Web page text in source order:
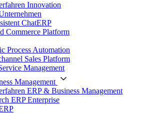
Innovation
ChatERP
Commerce Platform
Process Automation
Sales Platform
Management
Management
ERP & Business Management
ERP Enterprise